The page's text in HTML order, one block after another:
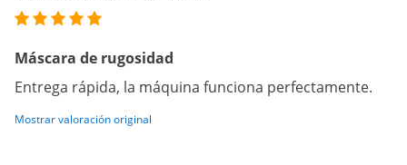
Máscara de rugosidad
Entrega rápida, la máquina funciona perfectamente.
Mostrar valoración original